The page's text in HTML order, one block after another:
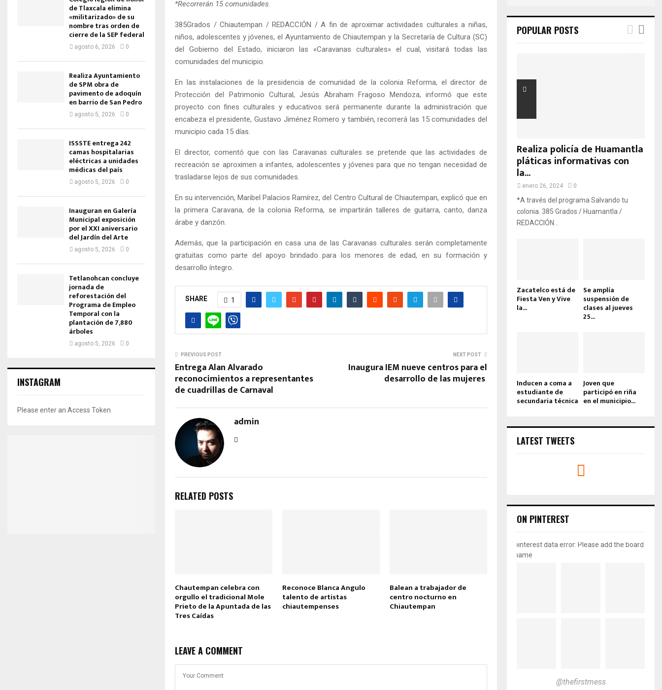
*Recorrerán 15 comunidades
385Grados / Chiautempan / REDACCIÓN / A fin de aproximar actividades culturales a niñas,
niños, adolescentes y jóvenes, el Ayuntamiento de Chiautempan y la Secretaría de Cultura (SC)
del Gobierno del Estado, iniciaron las «Caravanas culturales» el cual, visitará todas las
comunidades del municipio.
En las instalaciones de la presidencia de comunidad de la colonia Reforma, el director de
Protección del Patrimonio Cultural, Jesús Abraham Fragoso Mendoza, informó que este
proyecto con fines culturales y educativos será permanente durante la administración que
encabeza el presidente, Gustavo Jiménez Romero y también, recorrerá las 15 comunidades del
municipio cada 15 días.
El director, comentó que con las Caravanas culturales se pretende que las actividades de
recreación se aproximen a infantes, adolescentes y jóvenes para que no tengan necesidad de
trasladarse lejos de sus comunidades.
En su intervención, Maribel Palacios Ramírez, del Centro Cultural de Chiautempan, explicó que en
la primera Caravana, de la colonia Reforma, se impartirán talleres de guitarra, canto, danza
árabe y danzón.
Además, que la participación en casa una de las Caravanas culturales serán completamente
gratuitas como parte del apoyo brindado para los menores de edad, en su formación y
desarrollo íntegro.
SHARE 1
PREVIOUS POST
Entrega Alan Alvarado
reconocimientos a representantes
de cuadrillas de Carnaval
NEXT POST
Inaugura IEM nueve centros para el
desarrollo de las mujeres
admin
RELATED POSTS
Chautempan celebra con
orgullo el tradicional Mole
Prieto de la Apuntada de las
Tres Caídas
Reconoce Blanca Angulo
talento de artistas
chiautempenses
Balean a trabajador de
centro nocturno en
Chiautempan
LEAVE A COMMENT
de Tlaxcala elimina
«militarizado» de su
nombre tras orden de
cierre de la SEP federal
agosto 6, 2026 0
Realiza Ayuntamiento
de SPM obra de
pavimento de adoquín
en barrio de San Pedro
agosto 5, 2026 0
ISSSTE entrega 242
camas hospitalarias
eléctricas a unidades
médicas del país
agosto 5, 2026 0
Inauguran en Galería
Municipal exposición
por el XXI aniversario
del Jardín del Arte
agosto 5, 2026 0
Tetlanohcan concluye
jornada de
reforestación del
Programa de Empleo
Temporal con la
plantación de 7,880
árboles
agosto 5, 2026 0
INSTAGRAM
Please enter an Access Token
POPULAR POSTS
Realiza policía de Huamantla
pláticas informativas con
la...
enero 26, 2024 0
*A través del programa Salvando tu
colonia. 385 Grados / Huamantla /
REDACCIÓN...
Zacatelco está de
Fiesta Ven y Vive
la...
Se amplía
suspensión de
clases al jueves
25...
Inducen a coma a
estudiante de
secundaria técnica
Joven que
participó en riña
en el municipio...
LATEST TWEETS
ON PINTEREST
pinterest data error: Please add the board
name
@thefirstmess